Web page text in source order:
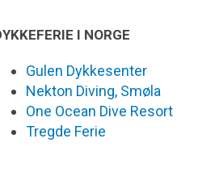
I NORGE
Gulen Dykkesenter
Nekton Diving, Smøla
One Ocean Dive Resort
Tregde Ferie